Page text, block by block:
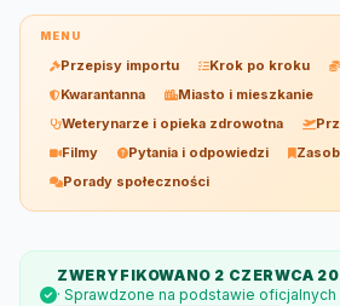
MENU
Przepisy importu Krok po kroku
Kwarantanna
Miasto i mieszkanie
Weterynarze i opieka zdrowotna
Filmy
Pytania i odpowiedzi
Porady społeczności
ZWERYFIKOWANO 2 CZERWCA
· Sprawdzone na podstawie